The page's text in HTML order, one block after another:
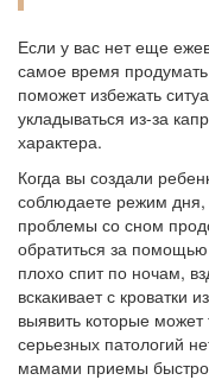
Если у вас нет еще
самое время
поможет избежать
укладываться из-за
характера.
Когда вы создали
соблюдаете режим
проблемы со сном
обратиться за
плохо спит по ночам,
вскакивает с кроватки
выявить которые может
серьезных патологий
мамами приемы